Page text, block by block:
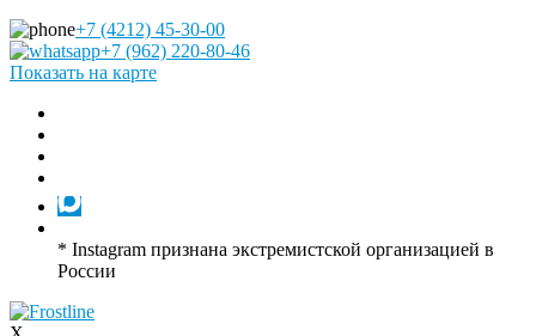
+7 (4212) 45-30-00
+7 (962) 220-80-46
Показать на карте
* Instagram признана экстремистской организацией в
России